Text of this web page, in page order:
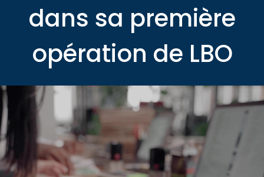
dans sa première
opération de LBO